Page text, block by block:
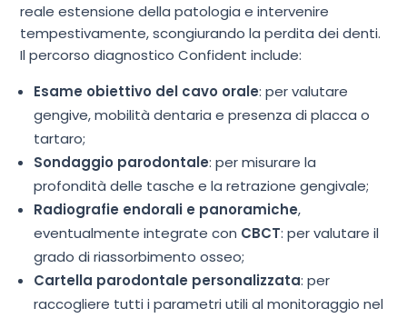
reale estensione della patologia e intervenire
tempestivamente, scongiurando la perdita dei denti.
Il percorso diagnostico Confident include:
Esame obiettivo del cavo orale: per valutare
gengive, mobilità dentaria e presenza di placca o
tartaro;
Sondaggio parodontale: per misurare la
profondità delle tasche e la retrazione gengivale;
Radiografie endorali e panoramiche,
eventualmente integrate con CBCT: per valutare il
grado di riassorbimento osseo;
Cartella parodontale personalizzata: per
raccogliere tutti i parametri utili al monitoraggio nel